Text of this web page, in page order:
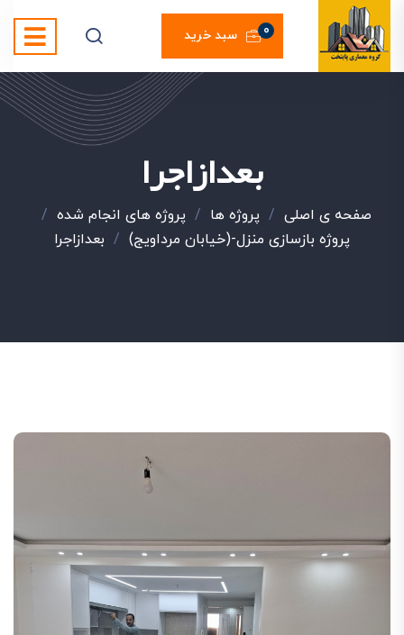
سبد خرید 0
بعدازاجرا
صفحه ی اصلی / پروژه ها / پروژه های انجام شده /
پروژه بازسازی منزل-(خیابان مرداویج) / بعدازاجرا